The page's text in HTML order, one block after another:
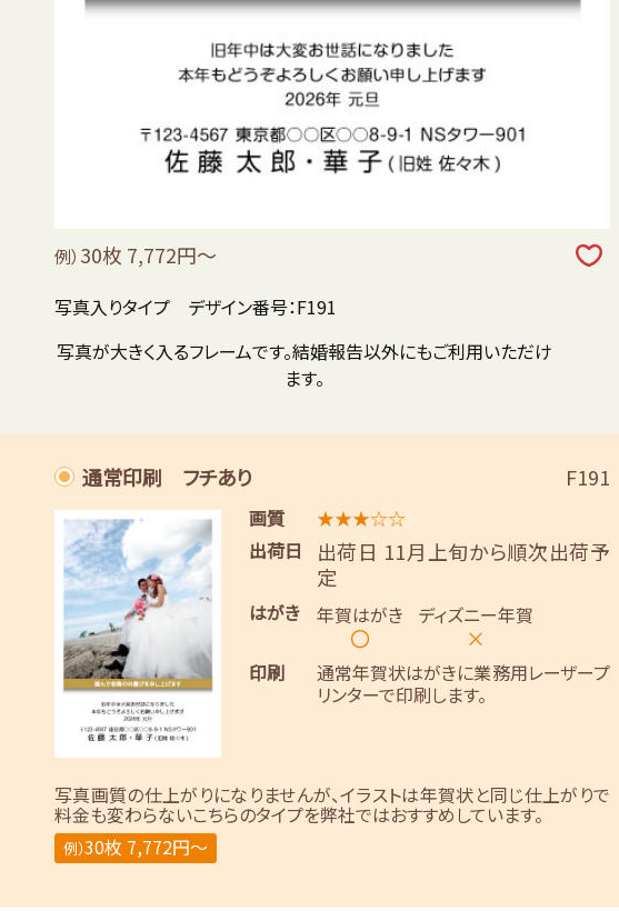
例） 30枚 7,772円～
写真入りタイプ デザイン番号：F191
写真が大きく入るフレームです。結婚報告以外にもご利用いただけ
ます。
通常印刷 フチあり F191
画質
★★★☆☆
出荷日
出荷日 11月上旬から順次出荷予
定
はがき 年賀はがき
〇
ディズニー年賀
×
印刷
通常年賀状はがきに業務用レーザープ
リンターで印刷します。
写真画質の仕上がりになりませんが、イラストは年賀状と同じ仕上がりで
料金も変わらないこちらのタイプを弊社ではおすすめしています。
例）30枚 7,772円～